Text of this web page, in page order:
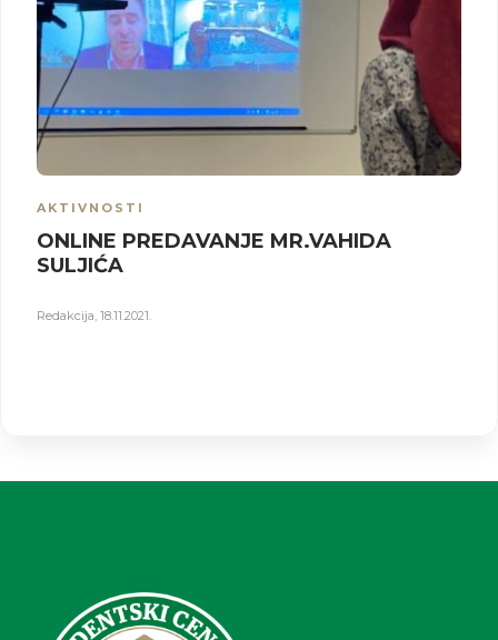
AKTIVNOSTI
ONLINE PREDAVANJE MR.VAHIDA
SULJIĆA
Redakcija, 18.11.2021.